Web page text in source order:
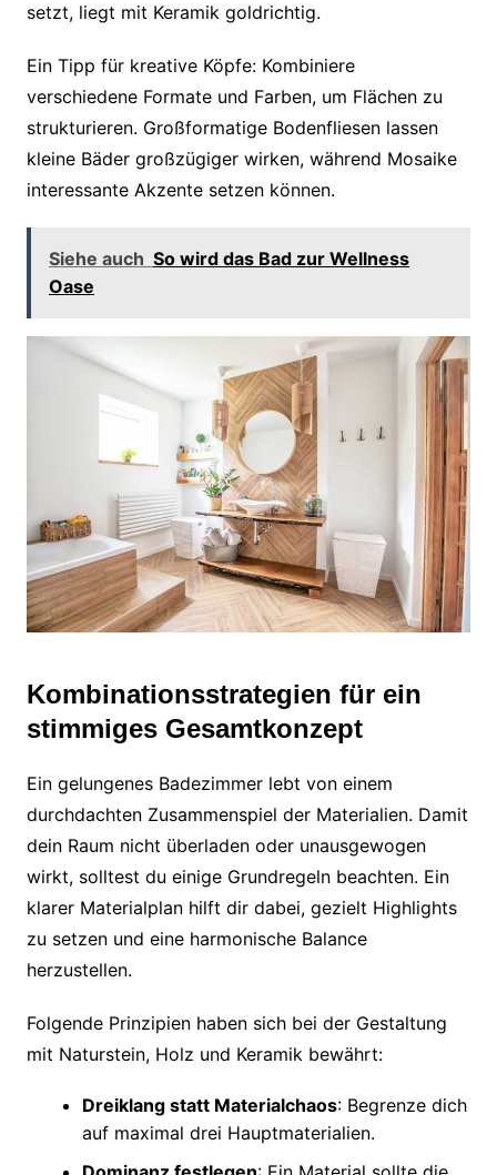
setzt, liegt mit Keramik goldrichtig.
Ein Tipp für kreative Köpfe: Kombiniere
verschiedene Formate und Farben, um Flächen zu
strukturieren. Großformatige Bodenfliesen lassen
kleine Bäder großzügiger wirken, während Mosaike
interessante Akzente setzen können.
Siehe auch So wird das Bad zur Wellness
Oase
Kombinationsstrategien für ein
stimmiges Gesamtkonzept
Ein gelungenes Badezimmer lebt von einem
durchdachten Zusammenspiel der Materialien. Damit
dein Raum nicht überladen oder unausgewogen
wirkt, solltest du einige Grundregeln beachten. Ein
klarer Materialplan hilft dir dabei, gezielt Highlights
zu setzen und eine harmonische Balance
herzustellen.
Folgende Prinzipien haben sich bei der Gestaltung
mit Naturstein, Holz und Keramik bewährt:
Dreiklang statt Materialchaos: Begrenze dich
auf maximal drei Hauptmaterialien.